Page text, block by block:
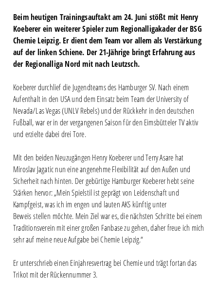
Beim heutigen Trainingsauftakt am 24. Juni stößt mit Henry
Koeberer ein weiterer Spieler zum Regionalligakader der BSG
Chemie Leipzig. Er dient dem Team vor allem als Verstärkung
auf der linken Schiene. Der 21-Jährige bringt Erfahrung aus
der Regionalliga Nord mit nach Leutzsch.
Koeberer durchlief die Jugendteams des Hamburger SV. Nach einem
Aufenthalt in den USA und dem Einsatz beim Team der University of
Nevada/Las Vegas (UNLV Rebels) und der Rückkehr in den deutschen
Fußball, war er in der vergangenen Saison für den Eimsbütteler TV aktiv
und erzielte dabei drei Tore.
Mit den beiden Neuzugängen Henry Koeberer und Terry Asare hat
Miroslav Jagatic nun eine angenehme Flexibilität auf den Außen und
Sicherheit nach hinten. Der gebürtige Hamburger Koeberer hebt seine
Stärken hervor: „Mein Spielstil ist geprägt von Leidenschaft und
Kampfgeist, was ich im engen und lauten AKS künftig unter
Beweis stellen möchte. Mein Ziel war es, die nächsten Schritte bei einem
Traditionsverein mit einer großen Fanbase zu gehen, daher freue ich mich
sehr auf meine neue Aufgabe bei Chemie Leipzig.“
Er unterschrieb einen Einjahresvertrag bei Chemie und trägt fortan das
Trikot mit der Rückennummer 3.